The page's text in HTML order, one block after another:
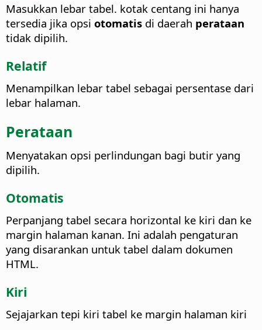
Masukkan lebar tabel. kotak centang ini hanya
tersedia jika opsi otomatis di daerah perataan
tidak dipilih.
Relatif
Menampilkan lebar tabel sebagai persentase dari
lebar halaman.
Perataan
Menyatakan opsi perlindungan bagi butir yang
dipilih.
Otomatis
Perpanjang tabel secara horizontal ke kiri dan ke
margin halaman kanan. Ini adalah pengaturan
yang disarankan untuk tabel dalam dokumen
HTML.
Kiri
Sejajarkan tepi kiri tabel ke margin halaman kiri